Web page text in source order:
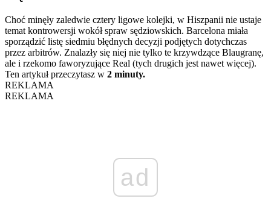
Choć minęły zaledwie cztery ligowe kolejki, w Hiszpanii nie ustaje
temat kontrowersji wokół spraw sędziowskich. Barcelona miała
sporządzić listę siedmiu błędnych decyzji podjętych dotychczas
przez arbitrów. Znalazły się niej nie tylko te krzywdzące Blaugranę,
ale i rzekomo faworyzujące Real (tych drugich jest nawet więcej).
Ten artykuł przeczytasz w 2 minuty.
REKLAMA
REKLAMA
ad